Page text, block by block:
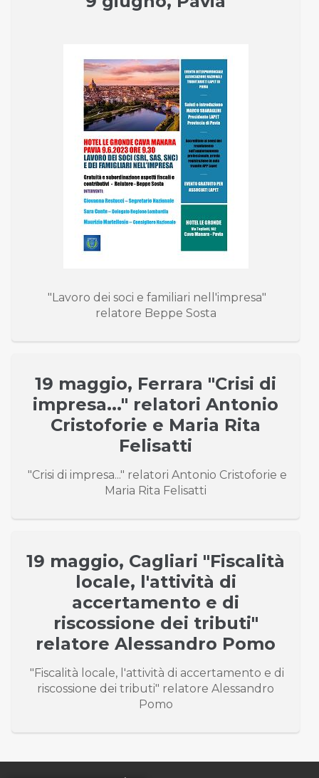
"Lavoro dei soci e familiari nell'impresa"
relatore Beppe Sosta
19 maggio, Ferrara "Crisi di
impresa..." relatori Antonio
Cristoforie e Maria Rita
Felisatti
"Crisi di impresa..." relatori Antonio Cristoforie e
Maria Rita Felisatti
19 maggio, Cagliari "Fiscalità
locale, l'attività di
accertamento e di
riscossione dei tributi"
relatore Alessandro Pomo
"Fiscalità locale, l'attività di accertamento e di
riscossione dei tributi" relatore Alessandro
Pomo